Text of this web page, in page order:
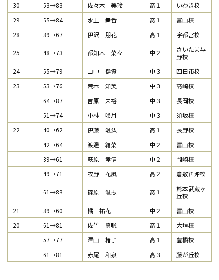
30
53→83 佐々木 美玲 高１
いわき校
29
55→84 水上 舞香 高１
富山校
28
39→67 伊沢 朋花 高１ 宇都宮校
25 48→73 都知木 菜々 中２
さいたま与
野校
24
55→79 山中 健資 中３
四日市校
23
53→76 荒木 知美 中３
高崎校
64→87
吉原 未裕 中３
長岡校
51→74
小林 咲月 中３
須坂校
22
40→62 伊藤 颯汰 高１
長野校
42→64
渡邊 結菜 中２
富山校
39→61
萩原 孝信 中２
岡崎校
49→71
牧野 花風 高２ 倉敷笹沖校
61→83 篠原 颯志 高１
熊本武蔵ヶ
丘校
21
39→60 橘 祐花 中２
富山校
20
61→81 佐竹 真聡 高１
大垣校
57→77
澤山 椿子 高１
豊橋校
61→81
赤尾 和泉 高３ 藤が丘校